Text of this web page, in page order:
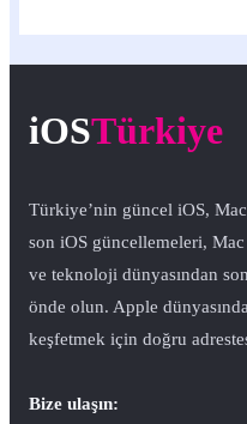
iOSTürkiye
Türkiye’nin güncel iOS,
son iOS güncellemeleri,
ve teknoloji dünyasından
önde olun. Apple
keşfetmek için doğru
Bize ulaşın: